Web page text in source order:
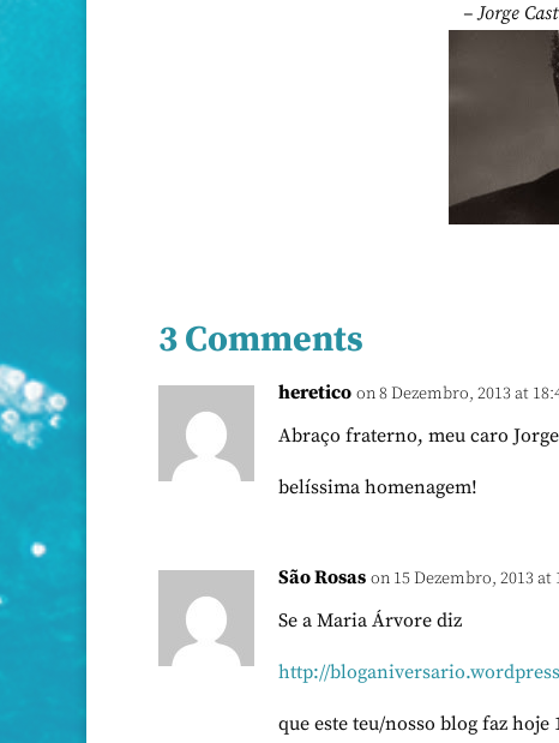
– Jorge
3 Comments
heretico on 8 Dezembro, 2013 at
Abraço fraterno, meu caro
belíssima homenagem!
São Rosas on 15 Dezembro, 2013 at
Se a Maria Árvore diz
http://
que este teu/nosso blog faz hoje